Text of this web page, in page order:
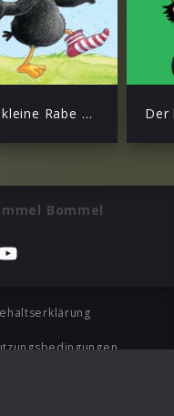
Der kleine Rabe Socke Der
Bommel